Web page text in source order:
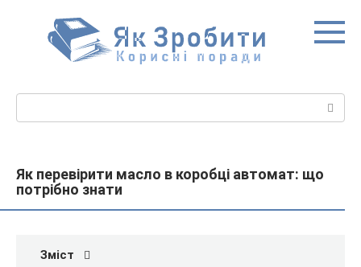
Як перевірити масло в коробці автомат: що
потрібно знати
Зміст